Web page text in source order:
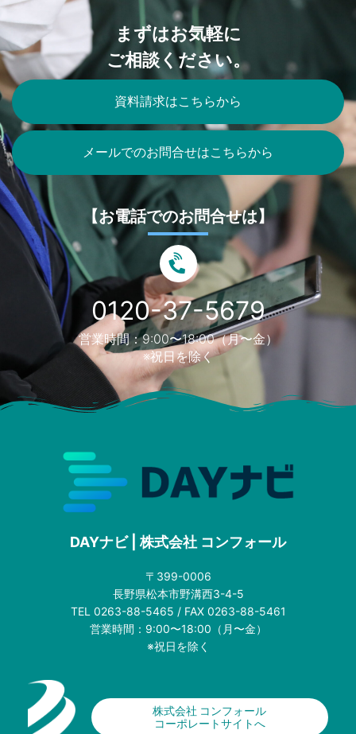
まずはお気軽に
ご相談ください。
資料請求はこちらから
メールでのお問合せはこちらから
【お電話でのお問合せは】
0120-37-5679
営業時間：9:00〜18:00（月〜金）
※祝日を除く
DAYナビ | 株式会社 コンフォール
〒399-0006
長野県松本市野溝西3-4-5
TEL 0263-88-5465 / FAX 0263-88-5461
営業時間：9:00〜18:00（月〜金）
※祝日を除く
株式会社 コンフォール
コーポレートサイトへ